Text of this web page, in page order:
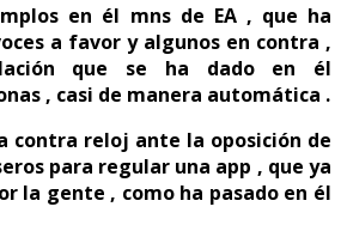
en él mns de EA , que ha
a favor y algunos en contra ,
que se ha dado en él
, casi de manera automática .
contra reloj ante la oposición de
para regular una app , que ya
la gente , como ha pasado en él